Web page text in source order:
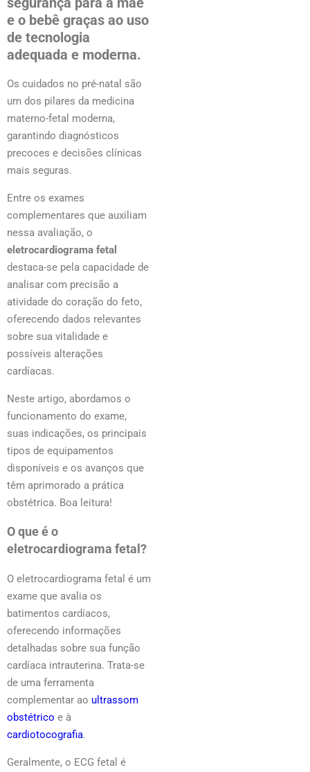
e o bebê graças ao uso
de tecnologia
adequada e moderna.
Os cuidados no pré-natal são
um dos pilares da medicina
materno-fetal moderna,
garantindo diagnósticos
precoces e decisões clínicas
mais seguras.
Entre os exames
complementares que auxiliam
nessa avaliação, o
eletrocardiograma fetal
destaca-se pela capacidade de
analisar com precisão a
atividade do coração do feto,
oferecendo dados relevantes
sobre sua vitalidade e
possíveis alterações
cardíacas.
Neste artigo, abordamos o
funcionamento do exame,
suas indicações, os principais
tipos de equipamentos
disponíveis e os avanços que
têm aprimorado a prática
obstétrica. Boa leitura!
O que é o
eletrocardiograma fetal?
O eletrocardiograma fetal é um
exame que avalia os
batimentos cardíacos,
oferecendo informações
detalhadas sobre sua função
cardíaca intrauterina. Trata-se
de uma ferramenta
complementar ao ultrassom
obstétrico e à
cardiotocografia.
Geralmente, o ECG fetal é